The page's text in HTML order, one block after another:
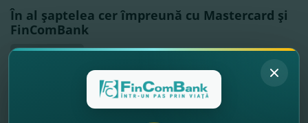
În al şaptelea cer împreună cu Mastercard şi
FinComBank